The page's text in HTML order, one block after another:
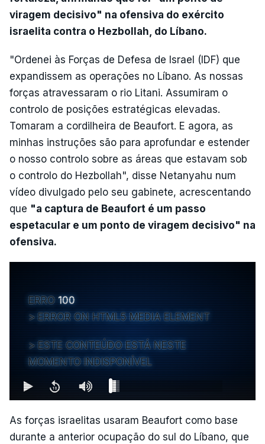
viragem decisivo" na ofensiva do exército
israelita contra o Hezbollah, do Líbano.
"Ordenei às Forças de Defesa de Israel (IDF) que
expandissem as operações no Líbano. As nossas
forças atravessaram o rio Litani. Assumiram o
controlo de posições estratégicas elevadas.
Tomaram a cordilheira de Beaufort. E agora, as
minhas instruções são para aprofundar e estender
o nosso controlo sobre as áreas que estavam sob
o controlo do Hezbollah", disse Netanyahu num
vídeo divulgado pelo seu gabinete, acrescentando
que "a captura de Beaufort é um passo
espetacular e um ponto de viragem decisivo" na
ofensiva.
ERRO 100
ERROR ON HTML5 MEDIA ELEMENT
ESTE CONTEÚDO ESTÁ NESTE
MOMENTO INDISPONÍVEL
As forças israelitas usaram Beaufort como base
durante a anterior ocupação do sul do Líbano, que